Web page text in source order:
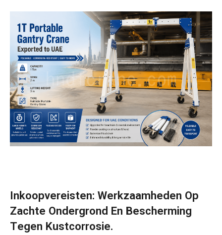
De verplaatsbare portaalkraan heeft de
fabriekstests succesvol doorstaan.
Ontvang uw oplossing op maat.
Inkoopvereisten: Werkzaamheden Op
Zachte Ondergrond En Bescherming
Tegen Kustcorrosie.